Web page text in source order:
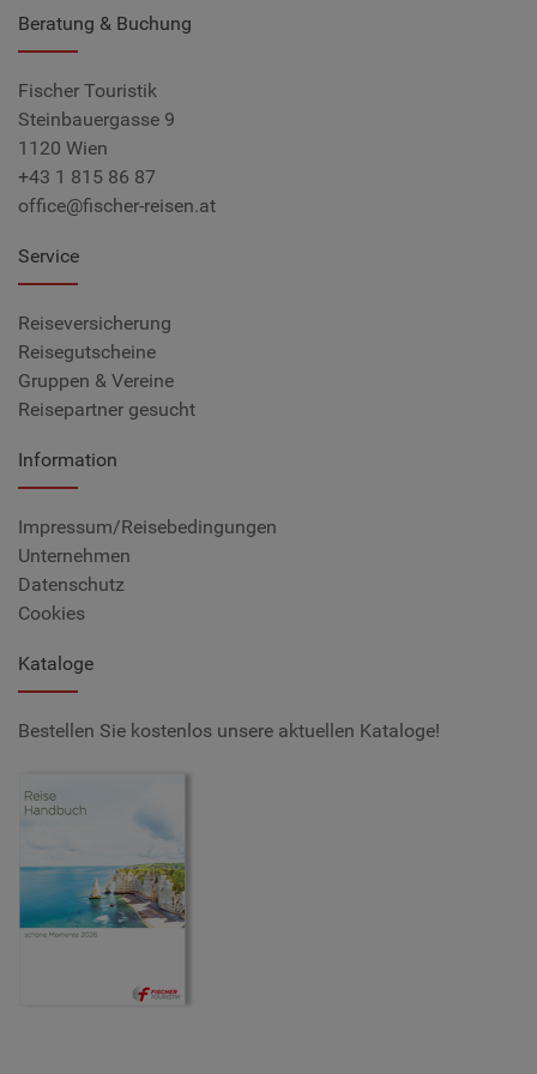
Beratung & Buchung
Fischer Touristik
Steinbauergasse 9
1120 Wien
+43 1 815 86 87
office@fischer-reisen.at
Service
Reiseversicherung
Reisegutscheine
Gruppen & Vereine
Reisepartner gesucht
Information
Impressum/Reisebedingungen
Unternehmen
Datenschutz
Cookies
Kataloge
Bestellen Sie kostenlos unsere aktuellen Kataloge!